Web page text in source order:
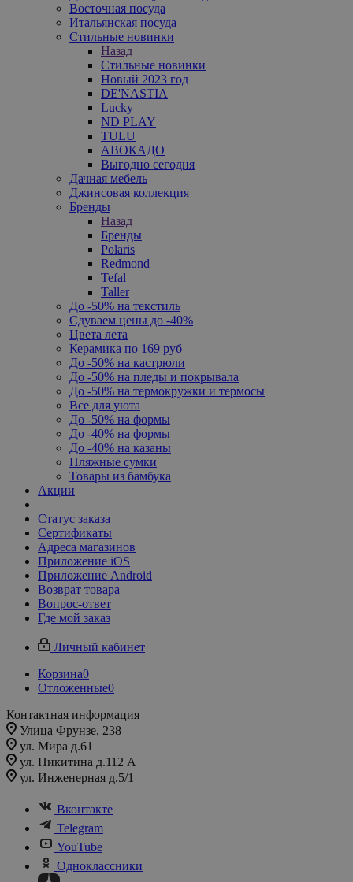
Восточная посуда
Итальянская посуда
Стильные новинки
Назад
Стильные новинки
Новый 2023 год
DE'NASTIA
Lucky
ND PLAY
TULU
АВОКАДО
Выгодно сегодня
Дачная мебель
Джинсовая коллекция
Бренды
Назад
Бренды
Polaris
Redmond
Tefal
Taller
До -50% на текстиль
Сдуваем цены до -40%
Цвета лета
Керамика по 169 руб
До -50% на кастрюли
До -50% на пледы и покрывала
До -50% на термокружки и термосы
Все для уюта
До -50% на формы
До -40% на формы
До -40% на казаны
Пляжные сумки
Товары из бамбука
Акции
Статус заказа
Сертификаты
Адреса магазинов
Приложение iOS
Приложение Android
Возврат товара
Вопрос-ответ
Где мой заказ
Личный кабинет
Корзина0
Отложенные0
Контактная информация
Улица Фрунзе, 238​
ул. Мира д.61
ул. Никитина д.112 А
ул. Инженерная д.5/1
Вконтакте
Telegram
YouTube
Одноклассники